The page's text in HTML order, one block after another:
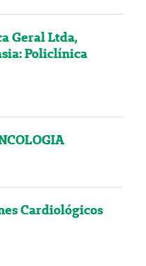
Geral Ltda,
Policlínica
Cardiológicos